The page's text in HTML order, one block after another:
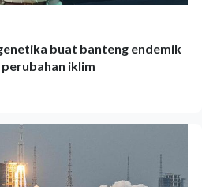
buat banteng endemik
iklim